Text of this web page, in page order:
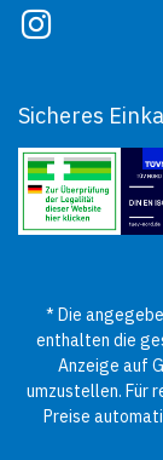
Sicheres
* Die
enthalten die
Anzeige auf
umzustellen. Für
Preise